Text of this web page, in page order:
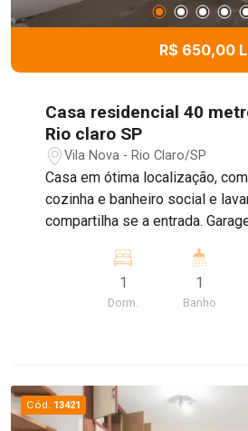
R$ 650,00 L
Casa residencial 40
Rio claro SP
Vila Nova - Rio Claro/SP
Casa em ótima localização,
cozinha e banheiro social e
compartilha se a entrada. Garagem para moto e
1
Dorm.
1
Banho
Cód. 13421